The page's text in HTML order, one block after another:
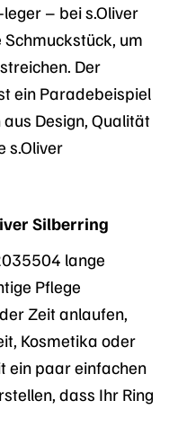
– bei s.Oliver
um
Der
ein Paradebeispiel
Design, Qualität
s.Oliver
Silberring
lange
Pflege
Zeit anlaufen,
Kosmetika oder
ein paar einfachen
dass Ihr Ring